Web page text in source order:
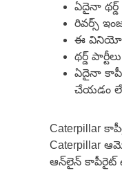
ఏదైనా
రివర్స్
ఈ వినియోగ
థర్డ్
ఏదైనా
చేయడం
Caterpillar
Caterpillar
ఆన్‌లైన్ కాపీరైట్